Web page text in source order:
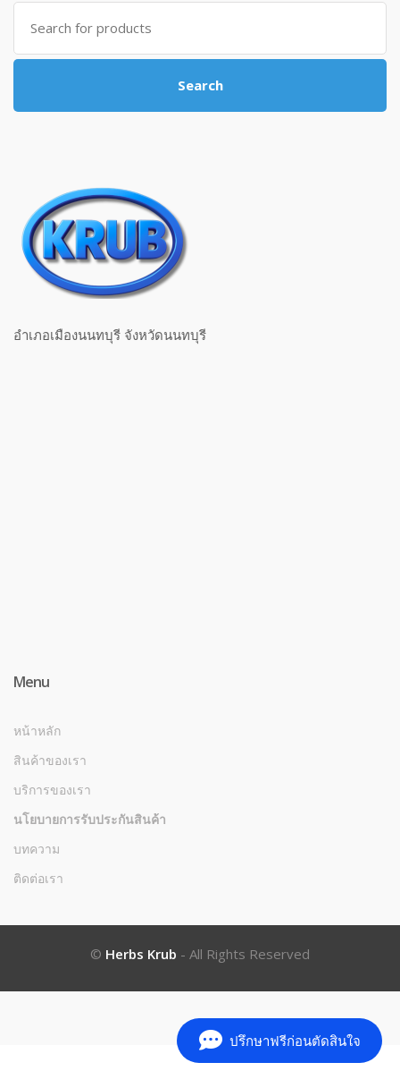
ปรึกษาฟรีก่อนตัดสินใจ
Search for:
Search
อำเภอเมืองนนทบุรี จังหวัดนนทบุรี
Menu
หน้าหลัก
สินค้าของเรา
บริการของเรา
นโยบายการรับประกันสินค้า
บทความ
ติดต่อเรา
© Herbs Krub - All Rights Reserved